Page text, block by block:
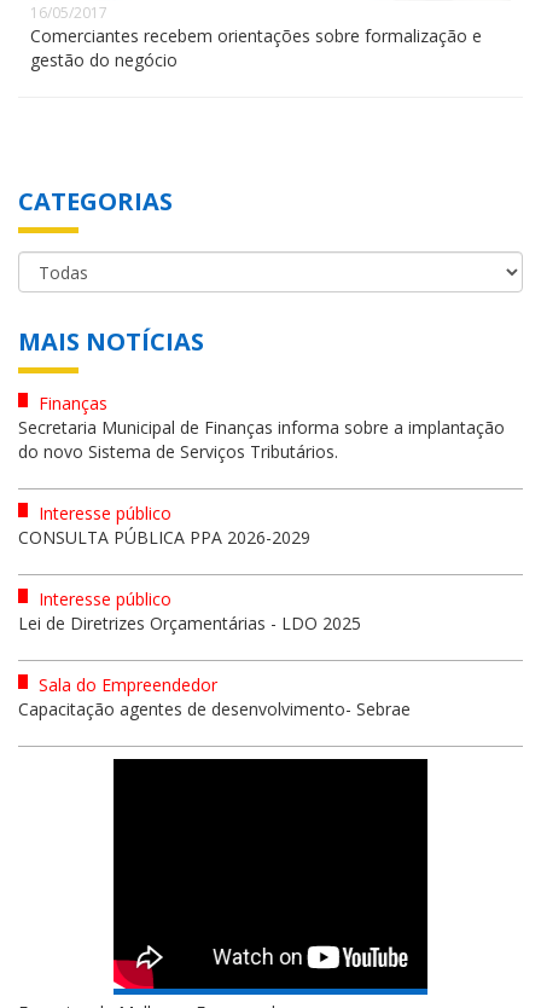
16/05/2017
Comerciantes recebem orientações sobre formalização e
gestão do negócio
CATEGORIAS
MAIS NOTÍCIAS
Finanças
Secretaria Municipal de Finanças informa sobre a implantação
do novo Sistema de Serviços Tributários.
Interesse público
CONSULTA PÚBLICA PPA 2026-2029
Interesse público
Lei de Diretrizes Orçamentárias - LDO 2025
Sala do Empreendedor
Capacitação agentes de desenvolvimento- Sebrae